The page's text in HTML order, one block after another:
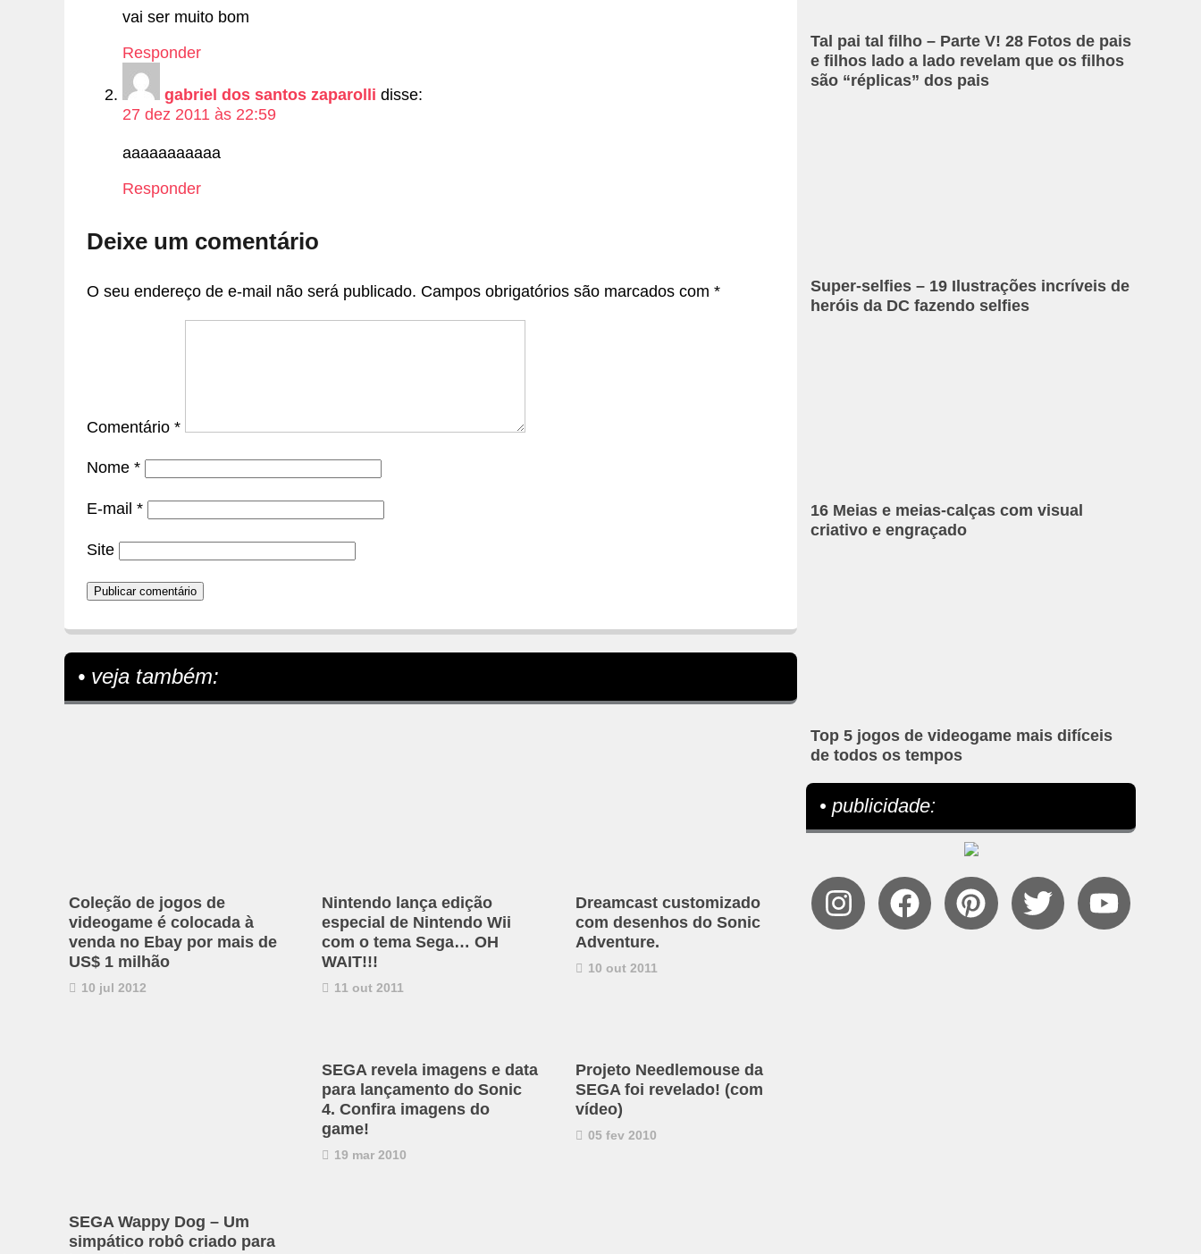
vai ser muito bom
Responder
gabriel dos santos zaparolli disse:
27 dez 2011 às 22:59
aaaaaaaaaaa
Responder
Deixe um comentário
O seu endereço de e-mail não será publicado. Campos obrigatórios são marcados com *
Comentário *
Nome *
E-mail *
Site
• veja também:
Coleção de jogos de
videogame é colocada à
venda no Ebay por mais de
US$ 1 milhão
10 jul 2012
Nintendo lança edição
especial de Nintendo Wii
com o tema Sega… OH
WAIT!!!
11 out 2011
Dreamcast customizado
com desenhos do Sonic
Adventure.
10 out 2011
SEGA Wappy Dog – Um
simpático robô criado para
SEGA revela imagens e data
para lançamento do Sonic
4. Confira imagens do
game!
19 mar 2010
Projeto Needlemouse da
SEGA foi revelado! (com
vídeo)
05 fev 2010
Tal pai tal filho – Parte V! 28 Fotos de pais
e filhos lado a lado revelam que os filhos
são “réplicas” dos pais
Super-selfies – 19 Ilustrações incríveis de
heróis da DC fazendo selfies
16 Meias e meias-calças com visual
criativo e engraçado
Top 5 jogos de videogame mais difíceis
de todos os tempos
• publicidade: